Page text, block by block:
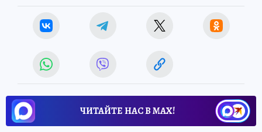
ЧИТАЙТЕ НАС В МАХ!